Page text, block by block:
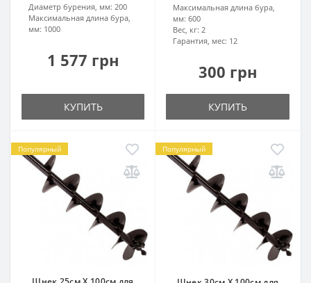
Диаметр бурения, мм: 200
Максимальная длина бура,
мм: 1000
1 577 грн
КУПИТЬ
Максимальная длина бура,
мм: 600
Вес, кг: 2
Гарантия, мес: 12
300 грн
КУПИТЬ
Популярный Популярный